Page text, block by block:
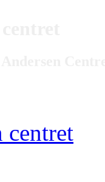
centret